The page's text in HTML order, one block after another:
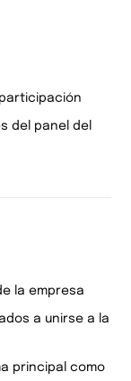
del panel del
la empresa
a unirse a la
principal como